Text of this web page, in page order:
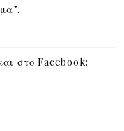
στο Facebook: